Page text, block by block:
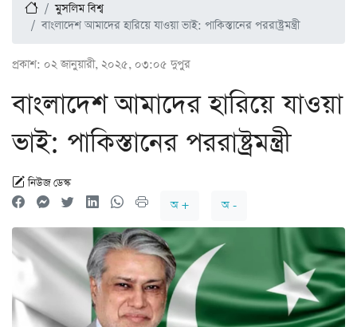
মুসলিম বিশ্ব
বাংলাদেশ আমাদের হারিয়ে যাওয়া ভাই: পাকিস্তানের পররাষ্ট্রমন্ত্রী
প্রকাশ: ০২ জানুয়ারী, ২০২৫, ০৩:০৫ দুপুর
বাংলাদেশ আমাদের হারিয়ে যাওয়া
ভাই: পাকিস্তানের পররাষ্ট্রমন্ত্রী
নিউজ ডেস্ক
অ +
অ -